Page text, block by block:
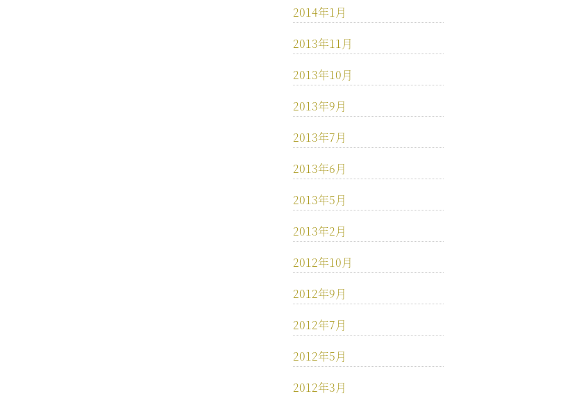
2014年1月
2013年11月
2013年10月
2013年9月
2013年7月
2013年6月
2013年5月
2013年2月
2012年10月
2012年9月
2012年7月
2012年5月
2012年3月